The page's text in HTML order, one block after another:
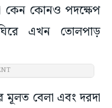
কেন কোনও পদক্ষেপ
এখন তোলপাড়
মূলত বেলা এবং দরদা